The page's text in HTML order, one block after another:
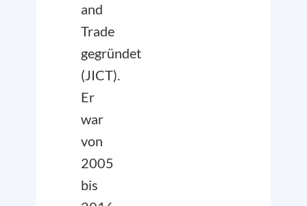
and
Trade
gegründet
(JICT).
Er
war
von
2005
bis